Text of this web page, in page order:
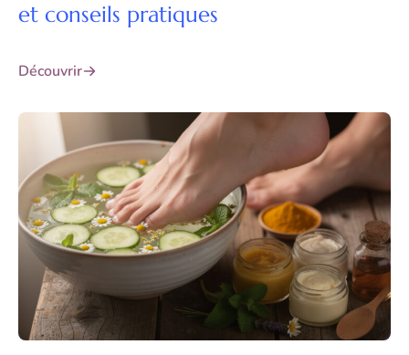
et conseils pratiques
Découvrir